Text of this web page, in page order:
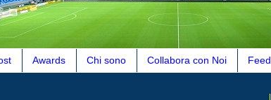
Awards Chi sono Collabora con Noi Feed